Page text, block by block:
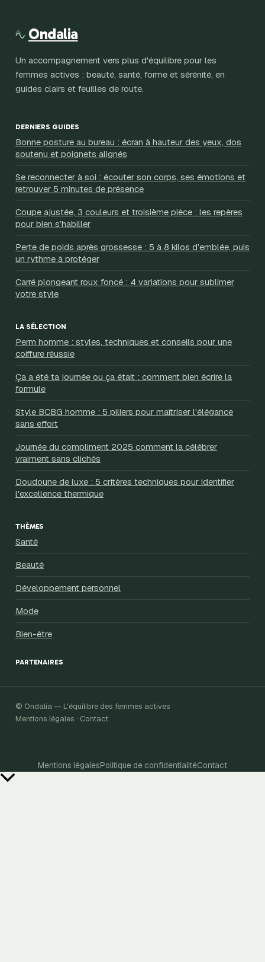
Ondalia
Un accompagnement vers plus d'équilibre pour les
femmes actives : beauté, santé, forme et sérénité, en
guides clairs et feuilles de route.
DERNIERS GUIDES
Bonne posture au bureau : écran à hauteur des yeux, dos
soutenu et poignets alignés
Se reconnecter à soi : écouter son corps, ses émotions et
retrouver 5 minutes de présence
Coupe ajustée, 3 couleurs et troisième pièce : les repères
pour bien s’habiller
Perte de poids après grossesse : 5 à 8 kilos d’emblée, puis
un rythme à protéger
Carré plongeant roux foncé : 4 variations pour sublimer
votre style
LA SÉLECTION
Perm homme : styles, techniques et conseils pour une
coiffure réussie
Ça a été ta journée ou ça était : comment bien écrire la
formule
Style BCBG homme : 5 piliers pour maîtriser l'élégance
sans effort
Journée du compliment 2025 comment la célébrer
vraiment sans clichés
Doudoune de luxe : 5 critères techniques pour identifier
l'excellence thermique
THÈMES
Santé
Beauté
Développement personnel
Mode
Bien-être
PARTENAIRES
© Ondalia — L'équilibre des femmes actives
Mentions légales · Contact
Mentions légalesPolitique de confidentialitéContact